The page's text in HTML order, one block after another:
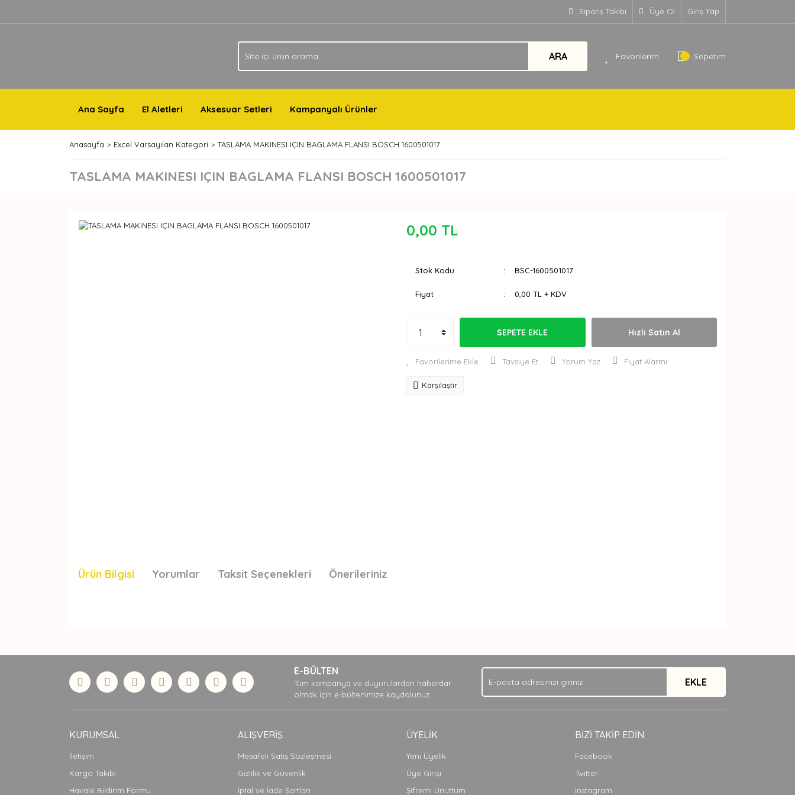
Sipariş Takibi Üye Ol Giriş Yap
ARA Favorilerim Sepetim
Ana Sayfa El Aletleri Aksesuar Setleri Kampanyalı Ürünler
Anasayfa Excel Varsayılan Kategori TASLAMA MAKINESI IÇIN BAGLAMA FLANSI BOSCH 1600501017
TASLAMA MAKINESI IÇIN BAGLAMA FLANSI BOSCH 1600501017
0,00 TL
Stok Kodu BSC-1600501017
Fiyat 0,00 TL + KDV
SEPETE EKLE Hızlı Satın Al
Tavsiye Et Yorum Yaz Fiyat Alarmı
Karşılaştır
Ürün Bilgisi Yorumlar Taksit Seçenekleri Önerileriniz
Ürün açıklamasında eksik bilgiler bulunuyor.
Bu ürüne benzer farklı alternatifler olmalı.
E-BÜLTEN
Tüm kampanya ve duyurulardan haberdar
olmak için e-bültenimize kaydolunuz.
EKLE
KURUMSAL
İletişim
Kargo Takibi
Havale Bildirim Formu
ALIŞVERİŞ
Mesafeli Satış Sözleşmesi
Gizlilik ve Güvenlik
İptal ve İade Şartları
ÜYELİK
Yeni Üyelik
Üye Girişi
Şifremi Unuttum
BİZİ TAKİP EDİN
Facebook
Twitter
Instagram